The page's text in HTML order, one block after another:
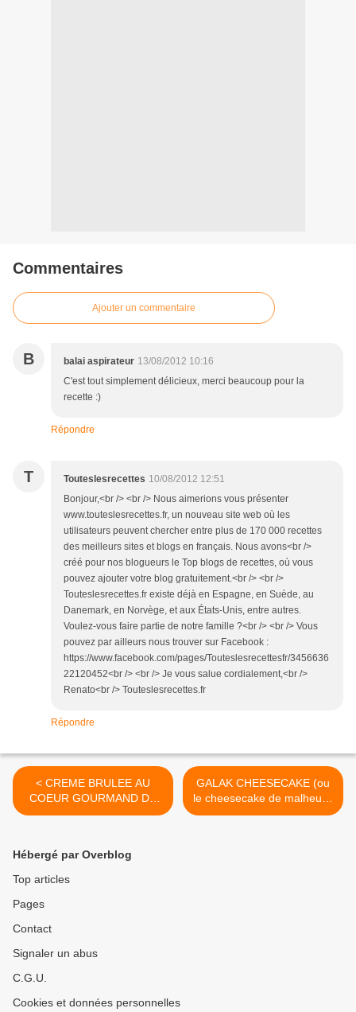
Commentaires
Ajouter un commentaire
B balai aspirateur 13/08/2012 10:16
C'est tout simplement délicieux, merci beaucoup pour la
recette :)
Répondre
T Touteslesrecettes 10/08/2012 12:51
Bonjour,<br /> <br /> Nous aimerions vous présenter
www.touteslesrecettes.fr, un nouveau site web où les
utilisateurs peuvent chercher entre plus de 170 000 recettes
des meilleurs sites et blogs en français. Nous avons<br />
créé pour nos blogueurs le Top blogs de recettes, où vous
pouvez ajouter votre blog gratuitement.<br /> <br />
Touteslesrecettes.fr existe déjà en Espagne, en Suède, au
Danemark, en Norvège, et aux États-Unis, entre autres.
Voulez-vous faire partie de notre famille ?<br /> <br /> Vous
pouvez par ailleurs nous trouver sur Facebook :
https://www.facebook.com/pages/Touteslesrecettesfr/3456636
22120452<br /> <br /> Je vous salue cordialement,<br />
Renato<br /> Touteslesrecettes.fr
Répondre
< CREME BRULEE AU
COEUR GOURMAND DE
NUTELLA
GALAK CHEESECAKE (ou
le cheesecake de malheur!)
>
Hébergé par Overblog
Top articles
Pages
Contact
Signaler un abus
C.G.U.
Cookies et données personnelles